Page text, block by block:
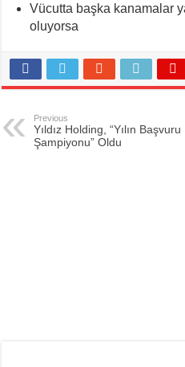
Vücutta başka kanamalar
oluyorsa
Previous
Yıldız Holding, “Yılın Başvuru
Şampiyonu” Oldu